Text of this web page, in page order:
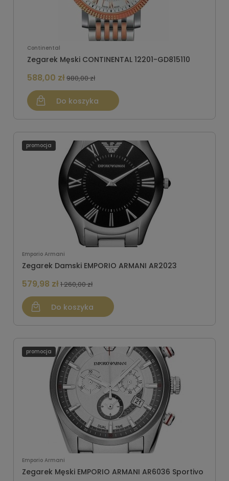
Continental
Zegarek Męski CONTINENTAL 12201-GD815110
588,00 zł980,00 zł
Do koszyka
Emporio Armani
Zegarek Damski EMPORIO ARMANI AR2023
579,98 zł1 260,00 zł
Do koszyka
promocja
Emporio Armani
Zegarek Męski EMPORIO ARMANI AR6036 Sportivo
promocja